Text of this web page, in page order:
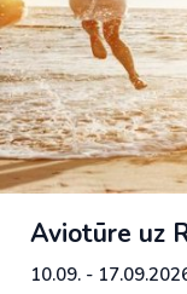
Aviotūre uz
10.09. -